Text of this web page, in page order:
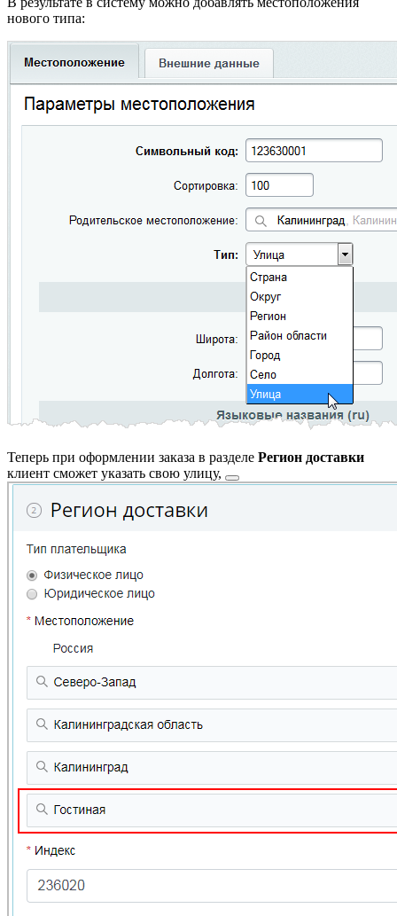
нового типа:
Теперь при оформлении заказа в разделе Регион доставки
клиент сможет указать свою улицу,